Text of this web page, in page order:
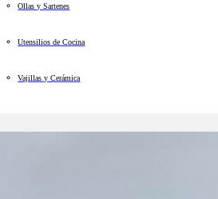
Ollas y Sartenes
Utensilios de Cocina
Vajillas y Cerámica